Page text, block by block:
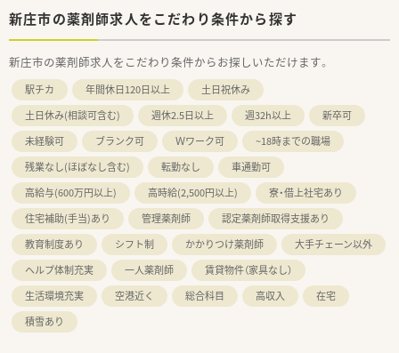
新庄市の薬剤師求人をこだわり条件から探す
新庄市の薬剤師求人をこだわり条件からお探しいただけます。
駅チカ 年間休日120日以上
土日祝休み
土日休み(相談可含む)
週休2.5日以上 週32h以上
新卒可
未経験可
ブランク可 Ｗワーク可
~18時までの職場
残業なし(ほぼなし含む)
転勤なし
車通勤可
高給与(600万円以上)
高時給(2,500円以上)
寮・借上社宅あり
住宅補助(手当)あり
管理薬剤師
認定薬剤師取得支援あり
教育制度あり
シフト制 かかりつけ薬剤師
大手チェーン以外
ヘルプ体制充実
一人薬剤師
賃貸物件（家具なし）
生活環境充実
空港近く 総合科目 高収入
在宅
積雪あり